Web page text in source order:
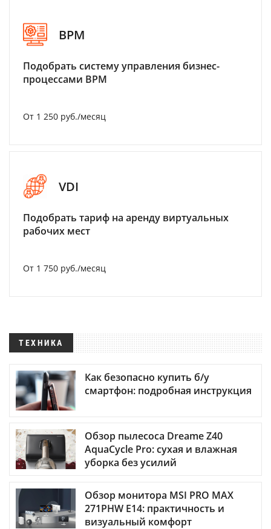
BPM
Подобрать систему управления бизнес-
процессами BPM
От 1 250 руб./месяц
VDI
Подобрать тариф на аренду виртуальных
рабочих мест
От 1 750 руб./месяц
ТЕХНИКА
Как безопасно купить б/у
смартфон: подробная инструкция
Обзор пылесоса Dreame Z40
AquaCycle Pro: сухая и влажная
уборка без усилий
Обзор монитора MSI PRO MAX
271PHW E14: практичность и
визуальный комфорт